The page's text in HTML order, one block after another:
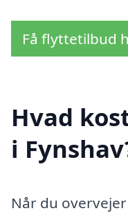
Få flyttetilbud
Hvad
i
Når du